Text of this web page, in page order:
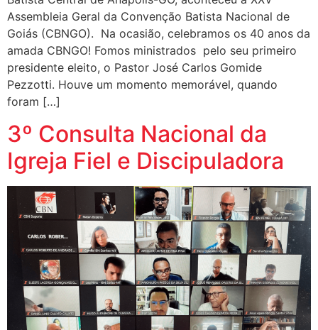
Assembleia Geral da Convenção Batista Nacional de
Goiás (CBNGO). Na ocasião, celebramos os 40 anos da
amada CBNGO! Fomos ministrados pelo seu primeiro
presidente eleito, o Pastor José Carlos Gomide
Pezzotti. Houve um momento memorável, quando
foram […]
3º Consulta Nacional da
Igreja Fiel e Discipuladora